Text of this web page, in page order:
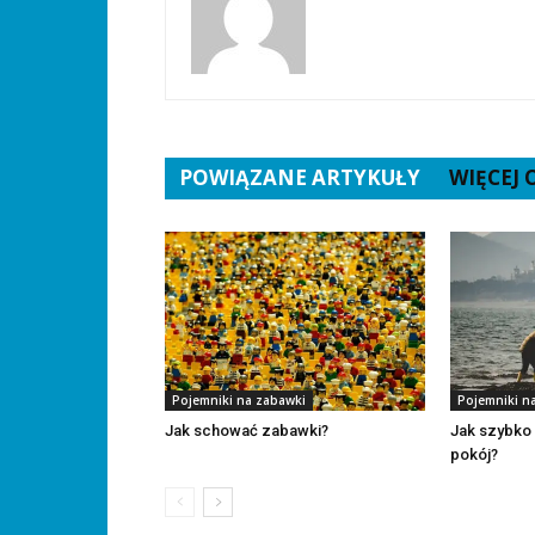
POWIĄZANE ARTYKUŁY WIĘCEJ
Pojemniki na zabawki
Jak schować zabawki?
Pojemniki
Jak
pokój?